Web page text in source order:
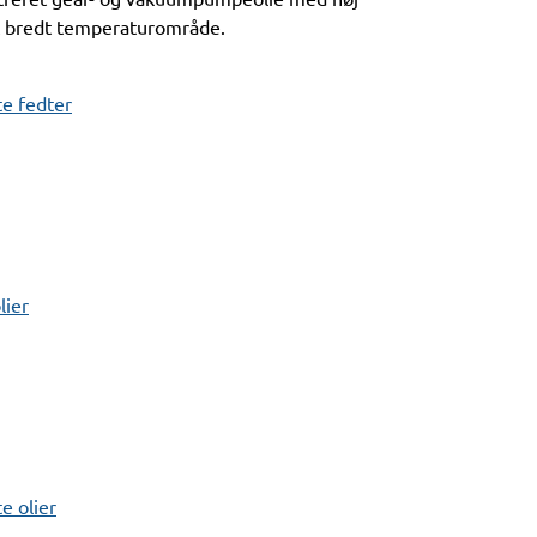
fedter
olier
temperaturområde.